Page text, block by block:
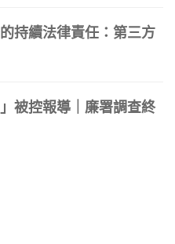
持續法律責任：第三方
被控報導｜廉署調查終